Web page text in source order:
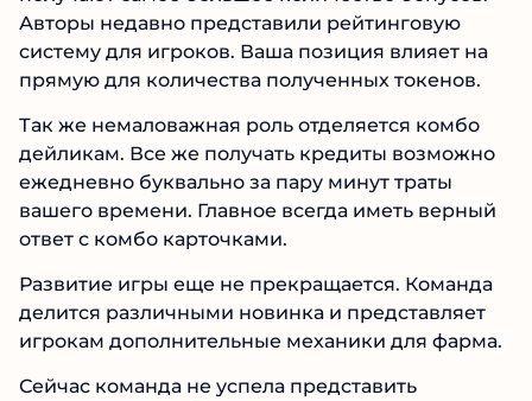
Авторы недавно представили рейтинговую
систему для игроков. Ваша позиция влияет на
прямую для количества полученных токенов.
Так же немаловажная роль отделяется комбо
дейликам. Все же получать кредиты возможно
ежедневно буквально за пару минут траты
вашего времени. Главное всегда иметь верный
ответ с комбо карточками.
Развитие игры еще не прекращается. Команда
делится различными новинка и представляет
игрокам дополнительные механики для фарма.
Сейчас команда не успела представить